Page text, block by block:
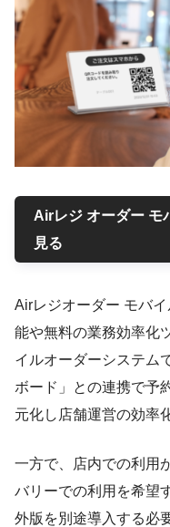
Airレジ オーダー モ
見る
Airレジオーダー モバ
能や無料の業務効率化
イルオーダーシステム
ボード」との連携で予
元化し店舗運営の効率
一方で、店内での利用
バリーでの利用を希望
外版を別途導入する必